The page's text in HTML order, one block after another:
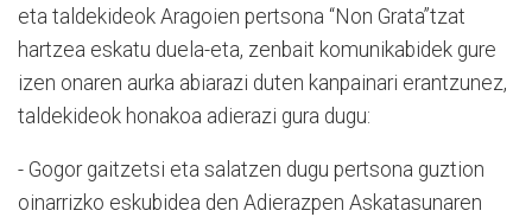
eta taldekideok Aragoien pertsona “Non Grata”tzat
hartzea eskatu duela-eta, zenbait komunikabidek gure
izen onaren aurka abiarazi duten kanpainari erantzunez,
taldekideok honakoa adierazi gura dugu:
- Gogor gaitzetsi eta salatzen dugu pertsona guztion
oinarrizko eskubidea den Adierazpen Askatasunaren